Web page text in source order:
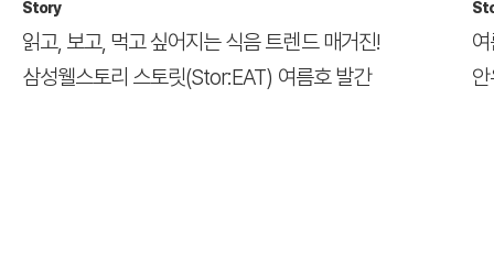
Story
읽고, 보고, 먹고 싶어지는 식음 트렌드 매거진!
삼성웰스토리 스토릿(Stor:EAT) 여름호 발간